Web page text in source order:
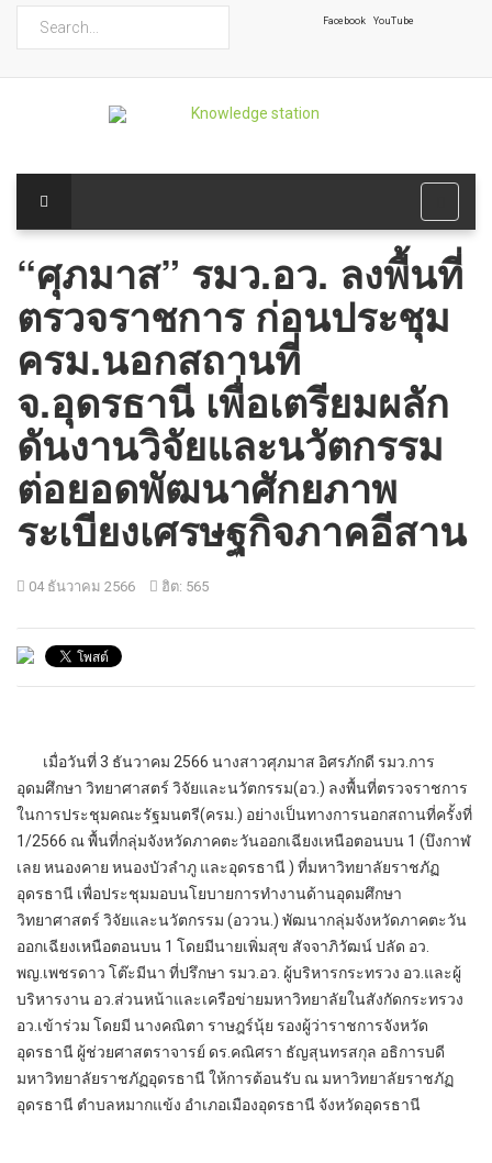
Facebook YouTube
“ศุภมาส” รมว.อว. ลงพื้นที่
ตรวจราชการ ก่อนประชุม
ครม.นอกสถานที่
จ.อุดรธานี เพื่อเตรียมผลัก
ดันงานวิจัยและนวัตกรรม
ต่อยอดพัฒนาศักยภาพ
ระเบียงเศรษฐกิจภาคอีสาน
04 ธันวาคม 2566 ฮิต: 565
เมื่อวันที่ 3 ธันวาคม 2566 นางสาวศุภมาส อิศรภักดี รมว.การ
อุดมศึกษา วิทยาศาสตร์ วิจัยและนวัตกรรม(อว.) ลงพื้นที่ตรวจราชการ
ในการประชุมคณะรัฐมนตรี(ครม.) อย่างเป็นทางการนอกสถานที่ครั้งที่
1/2566 ณ พื้นที่กลุ่มจังหวัดภาคตะวันออกเฉียงเหนือตอนบน 1 (บึงกาฬ
เลย หนองคาย หนองบัวลำภู และอุดรธานี ) ที่มหาวิทยาลัยราชภัฏ
อุดรธานี เพื่อประชุมมอบนโยบายการทำงานด้านอุดมศึกษา
วิทยาศาสตร์ วิจัยและนวัตกรรม (อววน.) พัฒนากลุ่มจังหวัดภาคตะวัน
ออกเฉียงเหนือตอนบน 1 โดยมีนายเพิ่มสุข สัจจาภิวัฒน์ ปลัด อว.
พญ.เพชรดาว โต๊ะมีนา ที่ปรึกษา รมว.อว. ผู้บริหารกระทรวง อว.และผู้
บริหารงาน อว.ส่วนหน้าและเครือข่ายมหาวิทยาลัยในสังกัดกระทรวง
อว.เข้าร่วม โดยมี นางคณิตา ราษฎร์นุ้ย รองผู้ว่าราชการจังหวัด
อุดรธานี ผู้ช่วยศาสตราจารย์ ดร.คณิศรา ธัญสุนทรสกุล อธิการบดี
มหาวิทยาลัยราชภัฏอุดรธานี ให้การต้อนรับ ณ มหาวิทยาลัยราชภัฏ
อุดรธานี ตำบลหมากแข้ง อำเภอเมืองอุดรธานี จังหวัดอุดรธานี